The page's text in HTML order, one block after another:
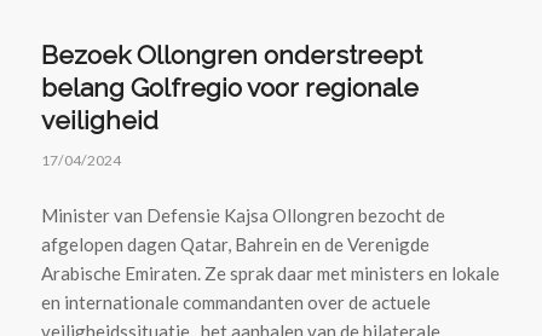
Bezoek Ollongren onderstreept
belang Golfregio voor regionale
veiligheid
17/04/2024
Minister van Defensie Kajsa Ollongren bezocht de
afgelopen dagen Qatar, Bahrein en de Verenigde
Arabische Emiraten. Ze sprak daar met ministers en lokale
en internationale commandanten over de actuele
veiligheidssituatie, het aanhalen van de bilaterale